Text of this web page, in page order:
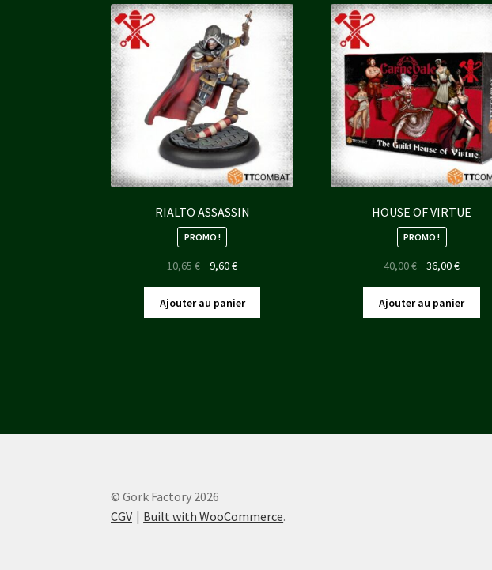
RIALTO ASSASSIN
PROMO !
10,65€
Le
initial
était :
9,60€Le
actuel
est :
Ajouter au panier
HOUSE OF VIRTUE
PROMO !
40,00€
Le
initial
était :
36,00€Le
actuel
est :
Ajouter au panier
© Gork Factory 2026
CGV
Built with WooCommerce.